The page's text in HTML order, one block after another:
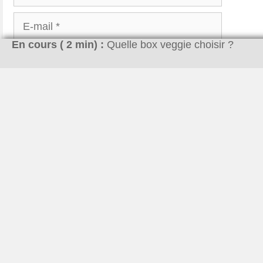
mail
En cours ( 2 min) : Quelle box veggie choisir ?